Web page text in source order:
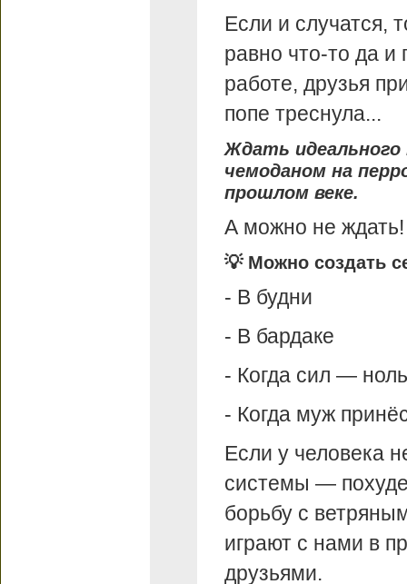
Если и случатся,
равно что-то да и
работе, друзья
попе треснула...
Ждать
чемоданом на
прошлом веке.
А можно не ждать!
💡 Можно создать
- В будни
- В бардаке
- Когда сил —
- Когда муж
Если у человека
системы —
борьбу с
играют с нами в
друзьями.